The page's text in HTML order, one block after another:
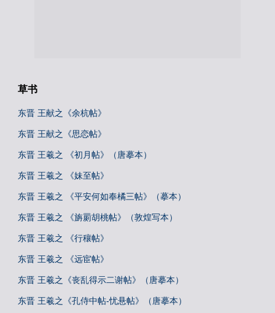
草书
东晋 王献之《余杭帖》
东晋 王献之《思恋帖》
东晋 王羲之 《初月帖》（唐摹本）
东晋 王羲之 《妹至帖》
东晋 王羲之 《平安何如奉橘三帖》（摹本）
东晋 王羲之 《旃罽胡桃帖》（敦煌写本）
东晋 王羲之 《行穰帖》
东晋 王羲之 《远宦帖》
东晋 王羲之《丧乱得示二谢帖》（唐摹本）
东晋 王羲之《孔侍中帖-忧悬帖》（唐摹本）